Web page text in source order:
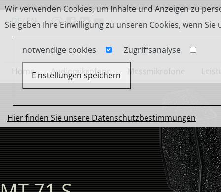
Wir verwenden Cookies, um Inhalte und Anzeigen zu
Sie geben Ihre Einwilligung zu unseren Cookies, wenn
notwendige cookies Zugriffsanalyse
Einstellungen speichern
Hier finden Sie unsere Datenschutzbestimmungen
DE|EN
Home Audiomikrofone Messmikrofone